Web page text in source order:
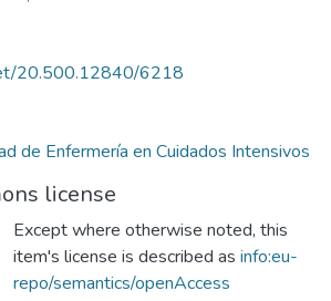
20.500.12840/6218
de Enfermería en Cuidados Intensivos
license
Except where otherwise noted, this
item's license is described as info:eu-
repo/semantics/openAccess